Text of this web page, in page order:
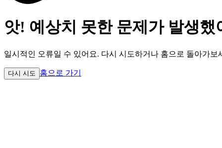
앗! 예상치 못한 문제가 발생했
일시적인 오류일 수 있어요. 다시 시도하거나 홈으로 돌아가보
다시 시도 홈으로 가기